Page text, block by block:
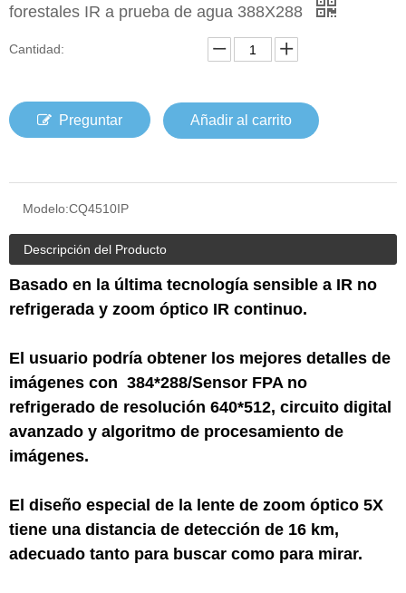
forestales IR a prueba de agua 388X288
Cantidad:
Preguntar Añadir al carrito
Modelo:CQ4510IP
Descripción del Producto
Basado en la última tecnología sensible a IR no
refrigerada y zoom óptico IR continuo.
El usuario podría obtener los mejores detalles de
imágenes con 384*288/Sensor FPA no
refrigerado de resolución 640*512, circuito digital
avanzado y algoritmo de procesamiento de
imágenes.
El diseño especial de la lente de zoom óptico 5X
tiene una distancia de detección de 16 km,
adecuado tanto para buscar como para mirar.